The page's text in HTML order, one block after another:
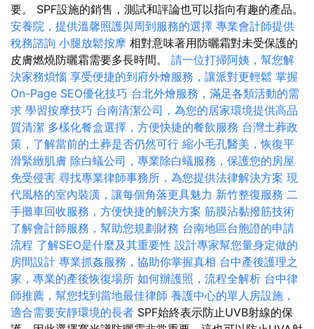
要。 SPF設施的銷售，測試和評論也可以指向有趣的產品。
安養院，提供溫馨照護與周到服務的選擇 專業會計師提供
稅務諮詢 小腿放鬆按摩 相對意味著用防曬霜對未受保護的
皮膚燃燒防曬霜需要多長時間。 請一位打掃阿姨，幫您解
決家務煩惱 享受便捷的到府外燴服務，讓派對更輕鬆 掌握
On-Page SEO優化技巧 台北外燴服務，滿足各類活動的需
求 學習按摩技巧 台南清潔公司，為您的居家環境提供高品
質清潔 多樣化餐盒選擇，方便快捷的餐飲服務 台灣土葬政
策，了解當前的土葬是否仍然可行 縮小毛孔醫美，恢復平
滑緊緻肌膚 除白蟻公司，專業除白蟻服務，保護您的房屋
免受侵害 尋找專業律師事務所，為您提供法律解決方案 現
代風格的室內裝潢，讓每個角落更具魅力 新竹整復服務 二
手攤車回收服務，方便快捷的解決方案 筋膜沾黏撥筋技術
了解會計師服務，幫助您規劃財務 台南地區台胞證的申請
流程 了解SEO是什麼及其重要性 設計專家幫您量身定做的
房間設計 專業抓姦服務，協助你掌握真相 台中產後護理之
家，專業的產後恢復場所 如何辦護照，流程全解析 台中律
師推薦，幫您找到當地最佳律師 養護中心的單人房設施，
適合需要安靜環境的長者 SPF始終表示防止UVB射線的保